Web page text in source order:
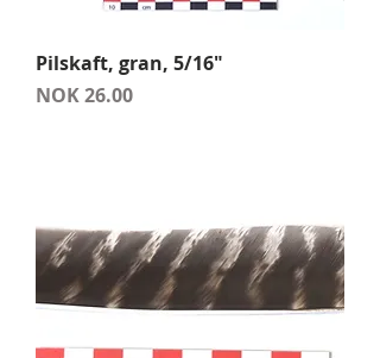
Pilskaft, gran, 5/16"
Price
NOK 26.00